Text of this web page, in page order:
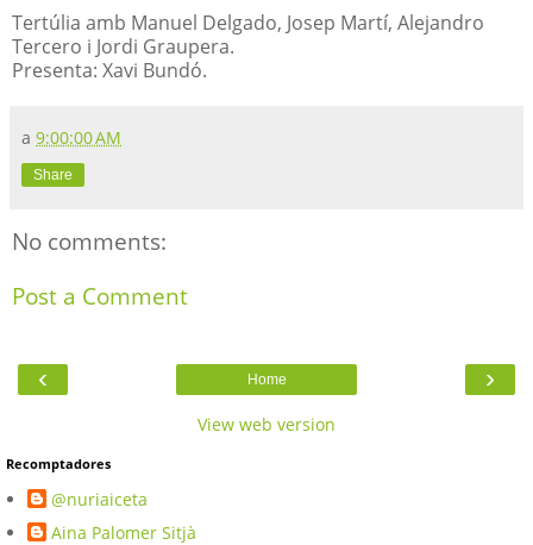
Tertúlia amb Manuel Delgado, Josep Martí, Alejandro
Tercero i Jordi Graupera.
Presenta: Xavi Bundó.
a 9:00:00 AM
Share
No comments:
Post a Comment
‹ ›
Home
View web version
Recomptadores
@nuriaiceta
Aina Palomer Sitjà